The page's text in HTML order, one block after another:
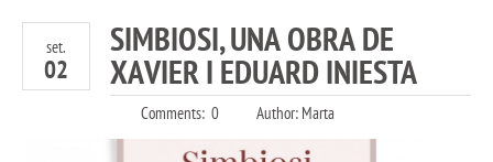
set.
02
SIMBIOSI, UNA OBRA DE
XAVIER I EDUARD INIESTA
Comments: 0 Author: Marta